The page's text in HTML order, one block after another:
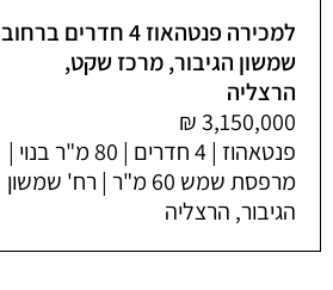
למכירה פנטהאוז 4 חדרים ברחוב
שמשון הגיבור, מרכז שקט,
הרצליה
פנטאהוז | 4 חדרים | 80 מ"ר בנוי |
מרפסת שמש 60 מ"ר | רח' שמשון
הגיבור, הרצליה